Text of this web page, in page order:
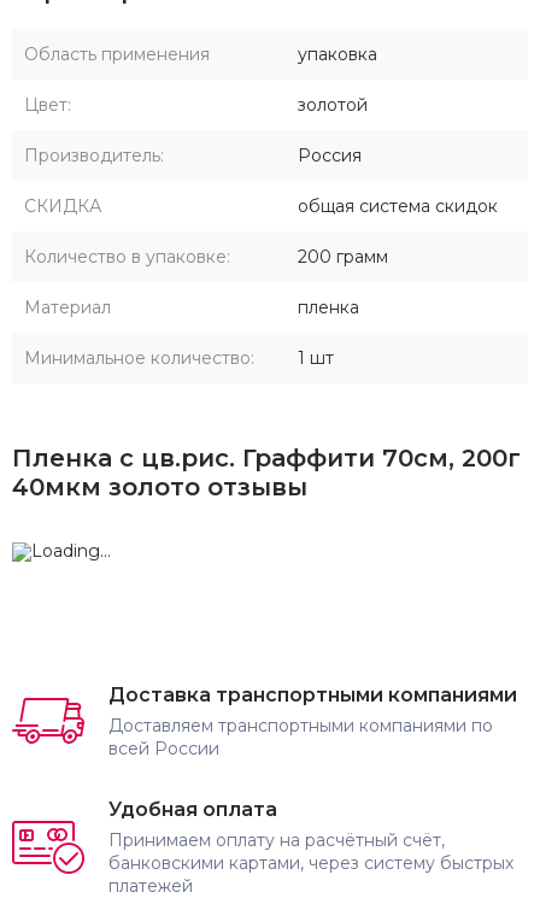
Область применения упаковка
Цвет: золотой
Производитель: Россия
СКИДКА общая система скидок
Количество в упаковке: 200 грамм
Материал пленка
Минимальное количество: 1 шт
Пленка с цв.рис. Граффити 70см, 200г
40мкм золото отзывы
Доставка транспортными компаниями
Доставляем транспортными компаниями по
всей России
Удобная оплата
Принимаем оплату на расчётный счёт,
банковскими картами, через систему быстрых
платежей